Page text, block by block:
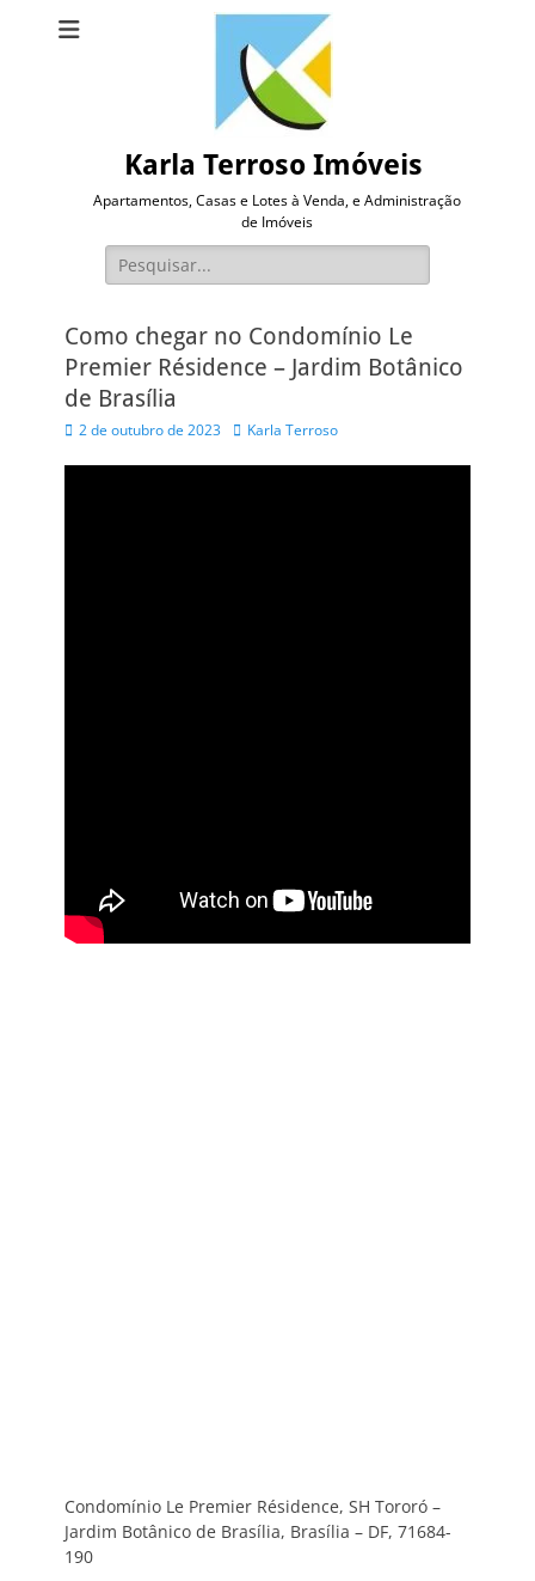
Karla Terroso Imóveis
Apartamentos, Casas e Lotes à Venda, e Administração
de Imóveis
Pesquisar
por:
Como chegar no Condomínio Le
Premier Résidence – Jardim Botânico
de Brasília
Posted
2 de outubro de 2023 Autor
Karla Terroso
Condomínio Le Premier Résidence, SH Tororó –
Jardim Botânico de Brasília, Brasília – DF, 71684-
190